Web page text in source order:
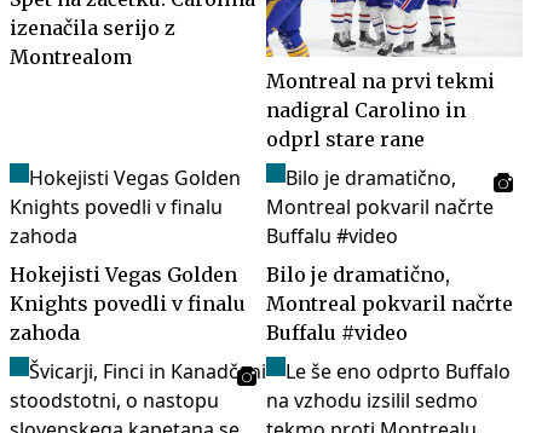
izenačila serijo z
Montrealom
Montreal na prvi tekmi
nadigral Carolino in
odprl stare rane
Hokejisti Vegas Golden
Knights povedli v finalu
zahoda
Bilo je dramatično,
Montreal pokvaril načrte
Buffalu #video